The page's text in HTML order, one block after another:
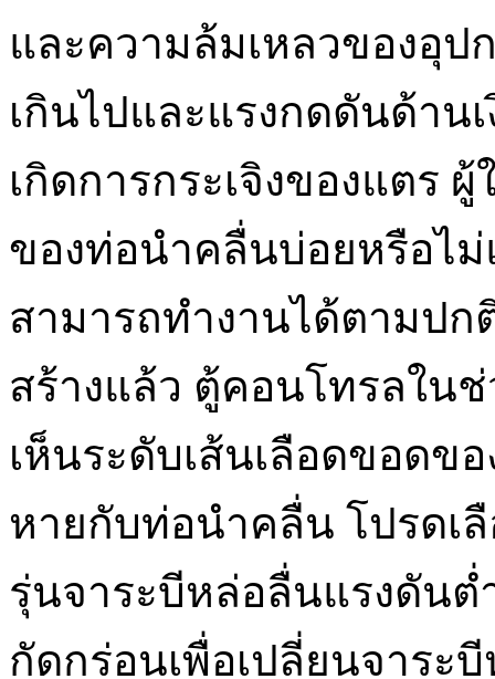
และความล้มเหลวของอุ
เกินไปและแรงกดดันด้าน
เกิดการกระเจิงของแตร
ของท่อนำคลื่นบ่อยหรือไม่
สามารถทำงานได้ตามป
สร้างแล้ว ตู้คอนโทรลใน
เห็นระดับเส้นเลือดขอดข
หายกับท่อนำคลื่น โปรดเ
รุ่นจาระบีหล่อลื่นแรงดัน
กัดกร่อนเพื่อเปลี่ยนจาระ